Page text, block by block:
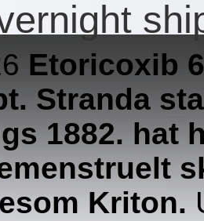
Etoricoxib
Stranda
1882. hat
Kriton.